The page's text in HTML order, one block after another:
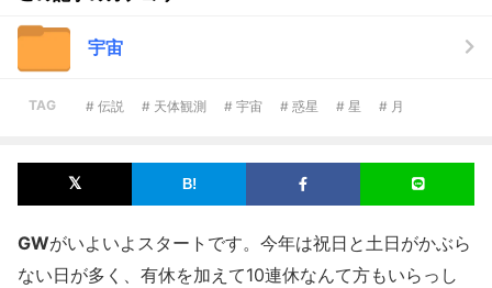
宇宙
TAG # 伝説 # 天体観測 # 宇宙 # 惑星 # 星 # 月
GWがいよいよスタートです。今年は祝日と土日がかぶら
ない日が多く、有休を加えて10連休なんて方もいらっし